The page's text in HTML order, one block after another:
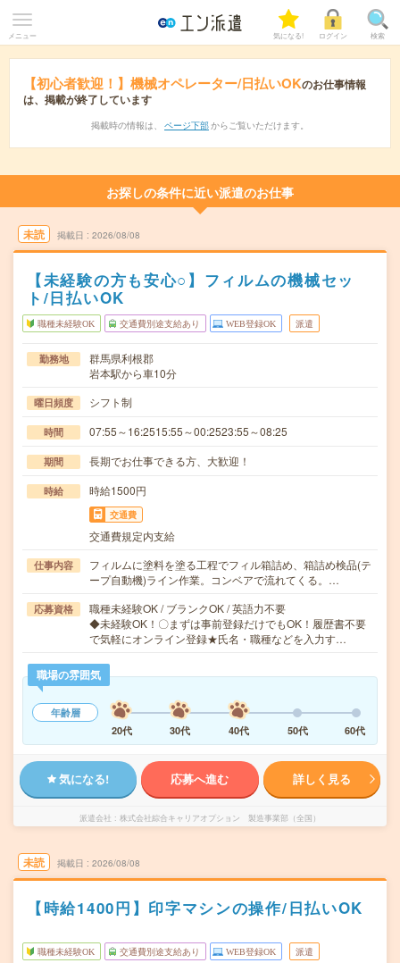
メニュー 気になる! ログイン 検索
【初心者歓迎！】機械オペレーター/日払いOKのお仕事情報
は、掲載が終了しています
掲載時の情報は、 ページ下部 からご覧いただけます。
お探しの条件に近い派遣のお仕事
未読 掲載日 2026/08/08
【未経験の方も安心○】フィルムの機械セッ
ト/日払いOK
職種未経験OK 交通費別途支給あり WEB登録OK 派遣
勤務地
群馬県利根郡
岩本駅から車10分
曜日頻度 シフト制
時間 07:55～16:2515:55～00:2523:55～08:25
期間 長期でお仕事できる方、大歓迎！
時給 時給1500円
交通費
交通費規定内支給
仕事内容
フィルムに塗料を塗る工程でフィル箱詰め、箱詰め検品(テ
ープ自動機)ライン作業。コンベアで流れてくる。…
応募資格
職種未経験OK / ブランクOK / 英語力不要
◆未経験OK！〇まずは事前登録だけでもOK！履歴書不要
で気軽にオンライン登録★氏名・職種などを入力す…
職場の雰囲気
年齢層
20代
30代 40代 50代 60代
気になる! 応募へ進む 詳しく見る
派遣会社 株式会社綜合キャリアオプション 製造事業部（全国）
未読 掲載日 2026/08/08
【時給1400円】印字マシンの操作/日払いOK
職種未経験OK 交通費別途支給あり WEB登録OK 派遣